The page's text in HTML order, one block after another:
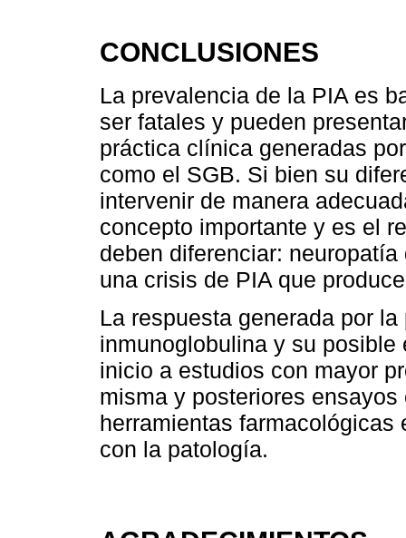
CONCLUSIONES
La prevalencia de la PIA es
ser fatales y pueden
práctica clínica generadas
como el SGB. Si bien su
intervenir de manera
concepto importante y es el
deben diferenciar:
una crisis de PIA que
La respuesta generada por
inmunoglobulina y su
inicio a estudios con mayor
misma y posteriores
herramientas
con la patología.